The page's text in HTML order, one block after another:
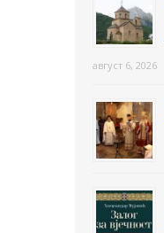
август 6, 2026